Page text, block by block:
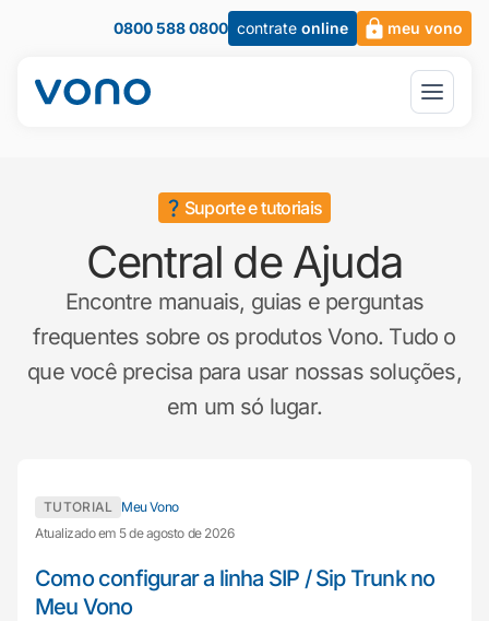
0800 588 0800 contrate online meu vono
Suporte e tutoriais
Central de Ajuda
Encontre manuais, guias e perguntas
frequentes sobre os produtos Vono. Tudo o
que você precisa para usar nossas soluções,
em um só lugar.
TUTORIAL Meu Vono
Atualizado em 5 de agosto de 2026
Como configurar a linha SIP / Sip Trunk no
Meu Vono